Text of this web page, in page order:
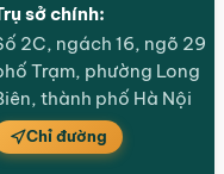
sở chính:
2C, ngách 16, ngõ 29
Trạm, phường Long
thành phố Hà Nội
Chỉ đường